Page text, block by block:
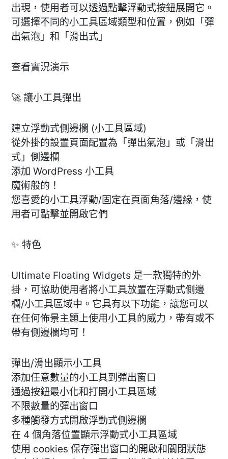
出現，使用者可以透過點擊浮動式按鈕展開它。
可選擇不同的小工具區域類型和位置，例如「彈
出氣泡」和「滑出式」
查看實況演示
🚀 讓小工具彈出
建立浮動式側邊欄 (小工具區域)
從外掛的設置頁面配置為「彈出氣泡」或「滑出
式」側邊欄
添加 WordPress 小工具
魔術般的！
您喜愛的小工具浮動/固定在頁面角落/邊緣，使
用者可點擊並開啟它們
✨ 特色
Ultimate Floating Widgets 是一款獨特的外
掛，可協助使用者將小工具放置在浮動式側邊
欄/小工具區域中。它具有以下功能，讓您可以
在任何佈景主題上使用小工具的威力，帶有或不
帶有側邊欄均可！
彈出/滑出顯示小工具
添加任意數量的小工具到彈出窗口
通過按鈕最小化和打開小工具區域
不限數量的彈出窗口
多種觸發方式開啟浮動式側邊欄
在 4 個角落位置顯示浮動式小工具區域
使用 cookies 保存彈出窗口的開啟和關閉狀態